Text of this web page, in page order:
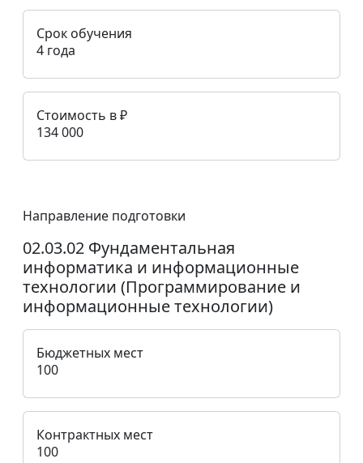
Срок обучения
4 года
Стоимость в ₽
134 000
Направление подготовки
02.03.02 Фундаментальная
информатика и информационные
технологии (Программирование и
информационные технологии)
Бюджетных мест
100
Контрактных мест
100